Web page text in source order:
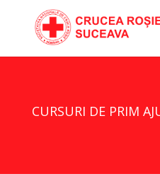
CURSURI DE PRIM